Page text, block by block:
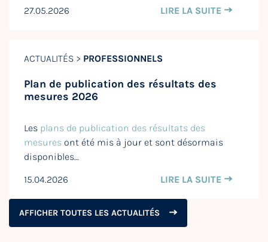
27.05.2026
LIRE LA SUITE
ACTUALITÉS > PROFESSIONNELS
Plan de publication des résultats des
mesures 2026
Les plans de publication des résultats des
mesures ont été mis à jour et sont désormais
disponibles…
15.04.2026
LIRE LA SUITE
AFFICHER TOUTES LES ACTUALITÉS